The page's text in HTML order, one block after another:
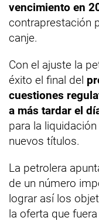
vencimiento en
contraprestación
canje.
Con el ajuste la
éxito el final del
cuestiones
a más tardar el
para la
nuevos títulos.
La petrolera
de un número
lograr así los
la oferta que